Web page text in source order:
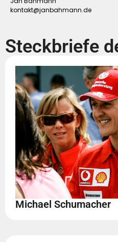
kontakt@janbahmann.de
Steckbriefe
Michael Schumacher